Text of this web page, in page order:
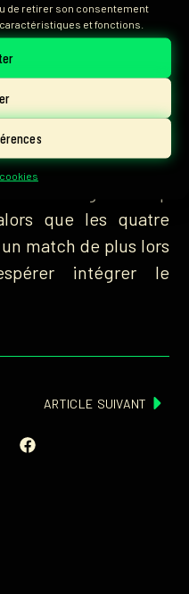
de retirer son consentement
et fonctions.
de groupesva
qui perd peut se
et les quatre
se qualifient en
par le Upper
que les quatre
match de plus lors
intégrer le
ARTICLE SUIVANT